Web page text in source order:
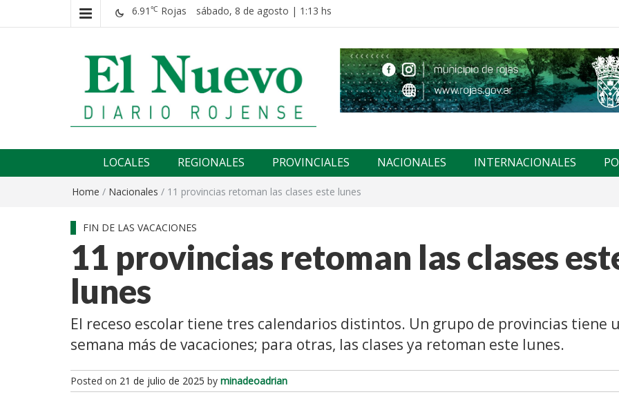
6.91 ℃ Rojas sábado, 8 de agosto | 1:13 hs
El nuevo rojense
LOCALES REGIONALES PROVINCIALES NACIONALES INTERNACIONALES
Home / Nacionales / 11 provincias retoman las clases este lunes
FIN DE LAS VACACIONES
11 provincias retoman las clases
lunes
El receso escolar tiene tres calendarios distintos. Un grupo de provincias tiene
semana más de vacaciones; para otras, las clases ya retoman este lunes.
Posted on 21 de julio de 2025 by minadeoadrian